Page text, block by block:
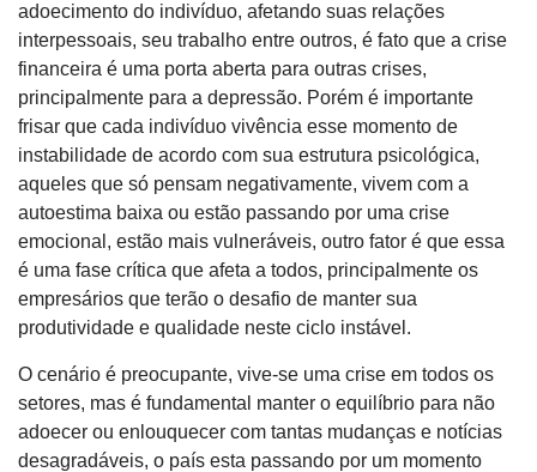
adoecimento do indivíduo, afetando suas relações
interpessoais, seu trabalho entre outros, é fato que a crise
financeira é uma porta aberta para outras crises,
principalmente para a depressão. Porém é importante
frisar que cada indivíduo vivência esse momento de
instabilidade de acordo com sua estrutura psicológica,
aqueles que só pensam negativamente, vivem com a
autoestima baixa ou estão passando por uma crise
emocional, estão mais vulneráveis, outro fator é que essa
é uma fase crítica que afeta a todos, principalmente os
empresários que terão o desafio de manter sua
produtividade e qualidade neste ciclo instável.
O cenário é preocupante, vive-se uma crise em todos os
setores, mas é fundamental manter o equilíbrio para não
adoecer ou enlouquecer com tantas mudanças e notícias
desagradáveis, o país esta passando por um momento